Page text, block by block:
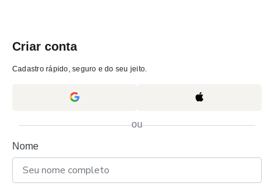
Criar conta
Cadastro rápido, seguro e do seu jeito.
ou
Nome